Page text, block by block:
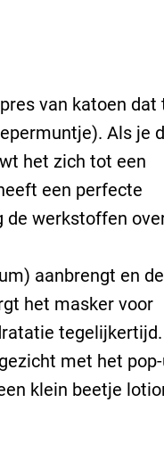
van katoen dat
Als je
het zich tot een
een perfecte
de werkstoffen
aanbrengt en
het masker voor
met het
klein beetje